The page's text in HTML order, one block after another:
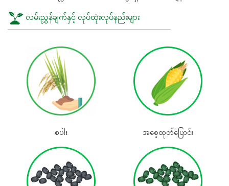
လမ်းညွှန်ချက်နှင့် လုပ်ထုံးလုပ်နည်းများ
စပါး အစေ့ထုတ်‌ပြောင်း